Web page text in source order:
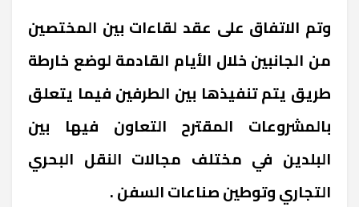
وتم الاتفاق على عقد لقاءات بين المختصين
من الجانبين خلال الأيام القادمة لوضع خارطة
طريق يتم تنفيذها بين الطرفين فيما يتعلق
بالمشروعات المقترح التعاون فيها بين
البلدين في مختلف مجالات النقل البحري
التجاري وتوطين صناعات السفن .